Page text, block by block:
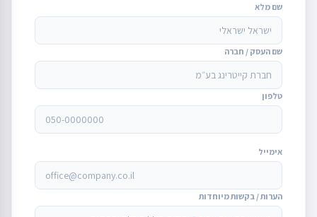
שם מלא
שם העסק / חברה
טלפון
אימייל
הערות / בקשות מיוחדות